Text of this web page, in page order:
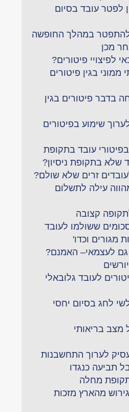
לפטר עובד בסיום
להתפטר במהלך החופשה
מכן
לפיצויי פיטורים?
ממוני בגין פיטורים
בדבר פיטורים בגין
שימוע בפיטורים
עובד בתקופת
שלא בתקופת ניסיון?
זרים שלא שולם?
עילה לתשלום
קצובה
ששולמו לעובד
מגורים וכדו'
גם לעצמאי– האמנם?
לעובד גלובאלי
לחג בסיום יחסי
מצב בריאותי
לערוך התחשבנות
תביעה כנגדו
מחלה
מהארץ מזכות